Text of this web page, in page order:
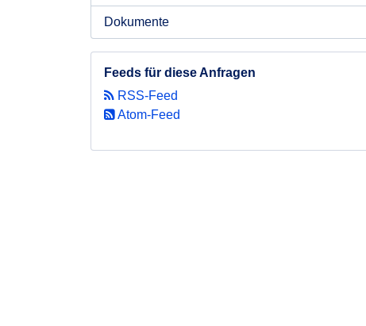
Dokumente
Feeds für diese Anfragen
RSS-Feed
Atom-Feed